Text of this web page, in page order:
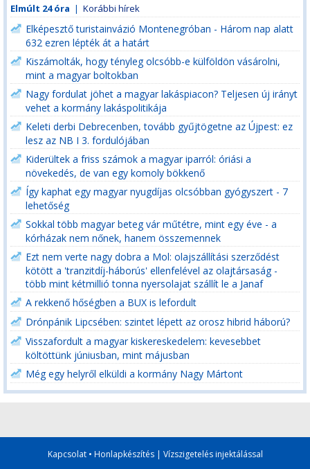
Elmúlt 24 óra | Korábbi hírek
Elképesztő turistainvázió Montenegróban - Három nap alatt
632 ezren lépték át a határt
Kiszámolták, hogy tényleg olcsóbb-e külföldön vásárolni,
mint a magyar boltokban
Nagy fordulat jöhet a magyar lakáspiacon? Teljesen új irányt
vehet a kormány lakáspolitikája
Keleti derbi Debrecenben, tovább gyűjtögetne az Újpest: ez
lesz az NB I 3. fordulójában
Kiderültek a friss számok a magyar iparról: óriási a
növekedés, de van egy komoly bökkenő
Így kaphat egy magyar nyugdíjas olcsóbban gyógyszert - 7
lehetőség
Sokkal több magyar beteg vár műtétre, mint egy éve - a
kórházak nem nőnek, hanem összemennek
Ezt nem verte nagy dobra a Mol: olajszállítási szerződést
kötött a 'tranzitdíj-háborús' ellenfelével az olajtársaság -
több mint kétmillió tonna nyersolajat szállít le a Janaf
A rekkenő hőségben a BUX is lefordult
Drónpánik Lipcsében: szintet lépett az orosz hibrid háború?
Visszafordult a magyar kiskereskedelem: kevesebbet
költöttünk júniusban, mint májusban
Még egy helyről elküldi a kormány Nagy Mártont
Kapcsolat• Honlapkészítés| Vízszigetelés injektálással